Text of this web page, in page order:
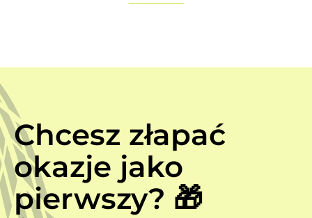
Chcesz złapać
okazje jako
pierwszy? 🎁